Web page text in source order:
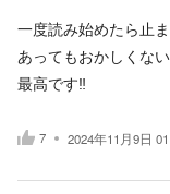
一度読み始めたら止
あってもおかしくない
最高です‼︎
7 2024年11月9日